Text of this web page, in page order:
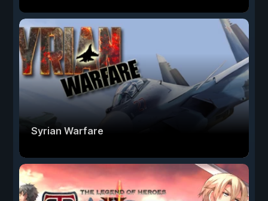
Syrian Warfare